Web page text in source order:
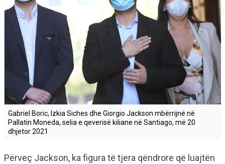
Gabriel Boric, Izkia Siches dhe Giorgio Jackson mbërrijnë në
Pallatin Moneda, selia e qeverisë kiliane në Santiago, më 20
dhjetor 2021
Përveç Jackson, ka figura të tjera qëndrore që luajtën